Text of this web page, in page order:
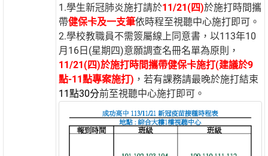
1.學生新冠肺炎施打請於11/21(四)於施打時間攜
帶健保卡及一支筆依時程至視聽中心施打即可。
2.學校教職員不需簽屬線上同意書，以113年10
月16日(星期四)意願調查名冊名單為原則，
11/21(四)於施打時間攜帶健保卡施打(建議於9
點-11點專案施打) ，若有課務請最晚於施打結束
11點30分前至視聽中心施打即可。